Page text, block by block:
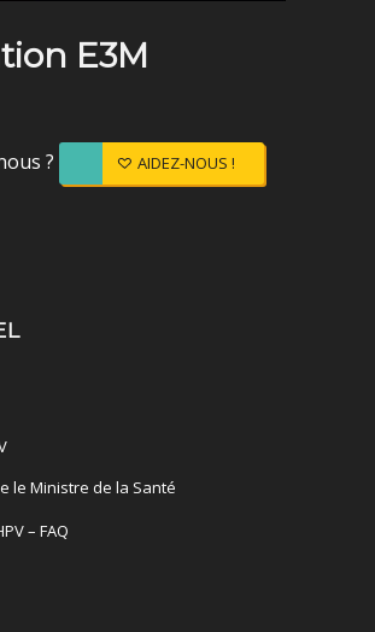
E3M
? AIDEZ-NOUS !
le Ministre de la Santé
– FAQ